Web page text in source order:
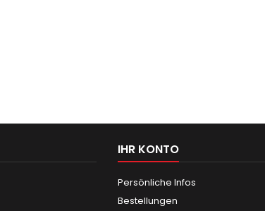
IHR KONTO
Persönliche Infos
Bestellungen